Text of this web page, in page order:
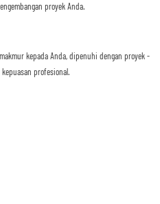
proyek Anda.
kepada Anda, dipenuhi dengan proyek -
profesional.